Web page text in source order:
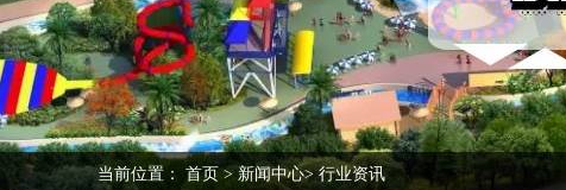
当前位置： 首页 > 新闻中心> 行业资讯